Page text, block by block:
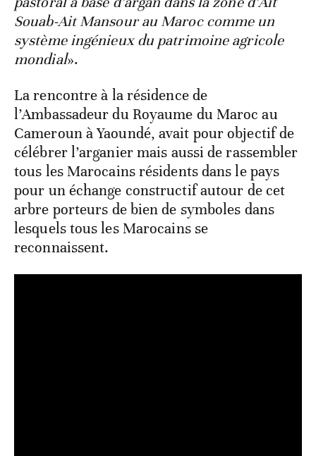
Souab-Ait Mansour au Maroc comme un
système ingénieux du patrimoine agricole
mondial».
La rencontre à la résidence de
l’Ambassadeur du Royaume du Maroc au
Cameroun à Yaoundé, avait pour objectif de
célébrer l’arganier mais aussi de rassembler
tous les Marocains résidents dans le pays
pour un échange constructif autour de cet
arbre porteurs de bien de symboles dans
lesquels tous les Marocains se
reconnaissent.